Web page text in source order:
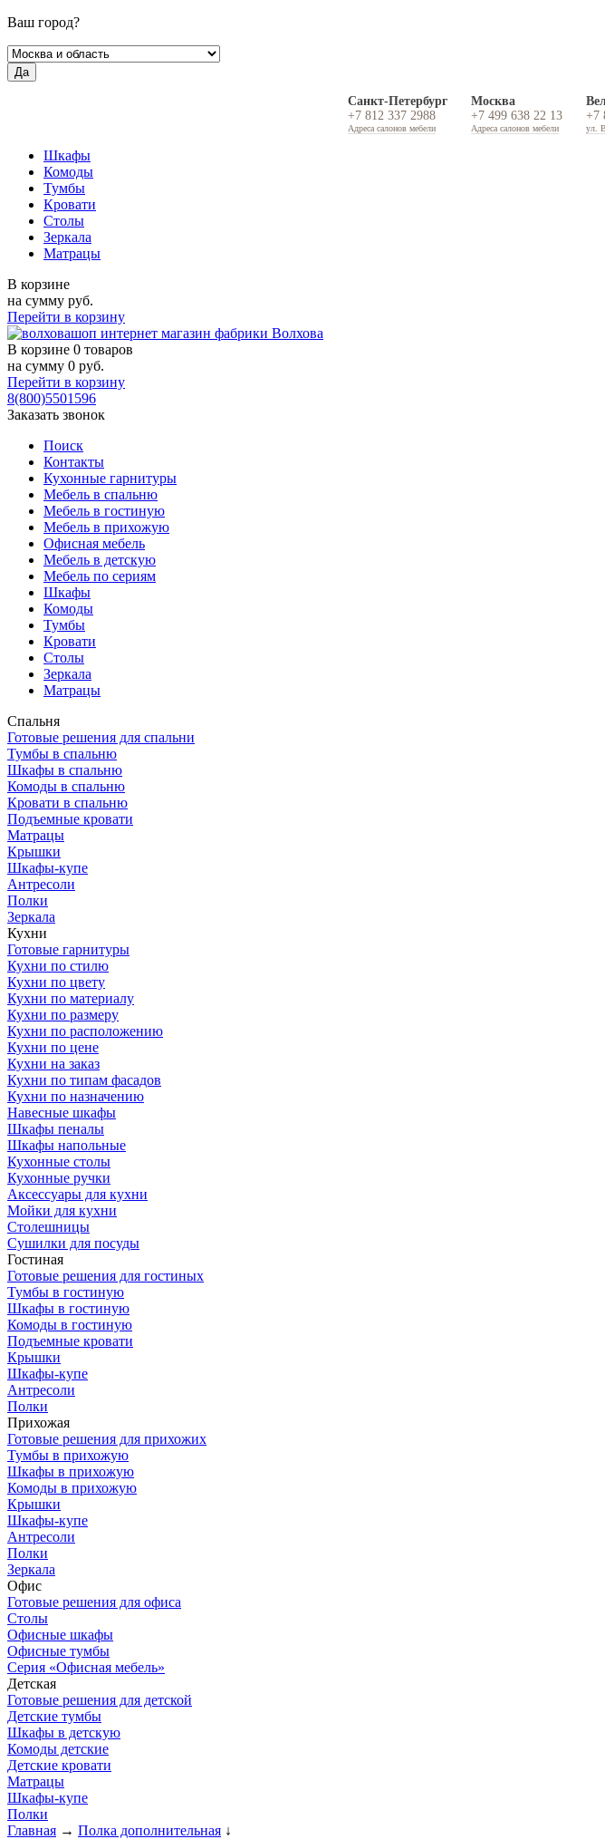
Ваш город?
Да
Санкт-Петербург
+7 812 337 2988
Адреса салонов мебели
Москва
+7 499 638 22 13
Адреса салонов мебели
+7
ул.
Шкафы
Комоды
Тумбы
Кровати
Столы
Зеркала
Матрацы
В корзине
на сумму руб.
Перейти в корзину
В корзине 0 товаров
на сумму 0 руб.
Перейти в корзину
8(800)5501596
Заказать звонок
Поиск
Контакты
Кухонные гарнитуры
Мебель в спальню
Мебель в гостиную
Мебель в прихожую
Офисная мебель
Мебель в детскую
Мебель по сериям
Шкафы
Комоды
Тумбы
Кровати
Столы
Зеркала
Матрацы
Спальня
Готовые решения для спальни
Тумбы в спальню
Шкафы в спальню
Комоды в спальню
Кровати в спальню
Подъемные кровати
Матрацы
Крышки
Шкафы-купе
Антресоли
Полки
Зеркала
Кухни
Готовые гарнитуры
Кухни по стилю
Кухни по цвету
Кухни по материалу
Кухни по размеру
Кухни по расположению
Кухни по цене
Кухни на заказ
Кухни по типам фасадов
Кухни по назначению
Навесные шкафы
Шкафы пеналы
Шкафы напольные
Кухонные столы
Кухонные ручки
Аксессуары для кухни
Мойки для кухни
Столешницы
Сушилки для посуды
Гостиная
Готовые решения для гостиных
Тумбы в гостиную
Шкафы в гостиную
Комоды в гостиную
Подъемные кровати
Крышки
Шкафы-купе
Антресоли
Полки
Прихожая
Готовые решения для прихожих
Тумбы в прихожую
Шкафы в прихожую
Комоды в прихожую
Крышки
Шкафы-купе
Антресоли
Полки
Зеркала
Офис
Готовые решения для офиса
Столы
Офисные шкафы
Офисные тумбы
Серия «Офисная мебель»
Детская
Готовые решения для детской
Детские тумбы
Шкафы в детскую
Комоды детские
Детские кровати
Матрацы
Шкафы-купе
Полки
Главная → Полка дополнительная ↓